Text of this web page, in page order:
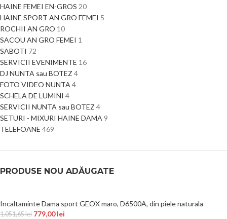
HAINE FEMEI EN-GROS 20
HAINE SPORT AN GRO FEMEI 5
ROCHII AN GRO 10
SACOU AN GRO FEMEI 1
SABOTI 72
SERVICII EVENIMENTE 16
DJ NUNTA sau BOTEZ 4
FOTO VIDEO NUNTA 4
SCHELA DE LUMINI 4
SERVICII NUNTA sau BOTEZ 4
SETURI - MIXURI HAINE DAMA 9
TELEFOANE 469
PRODUSE NOU ADĂUGATE
Incaltaminte Dama sport GEOX maro, D6500A, din piele naturala
1.051,65lei 779,00lei